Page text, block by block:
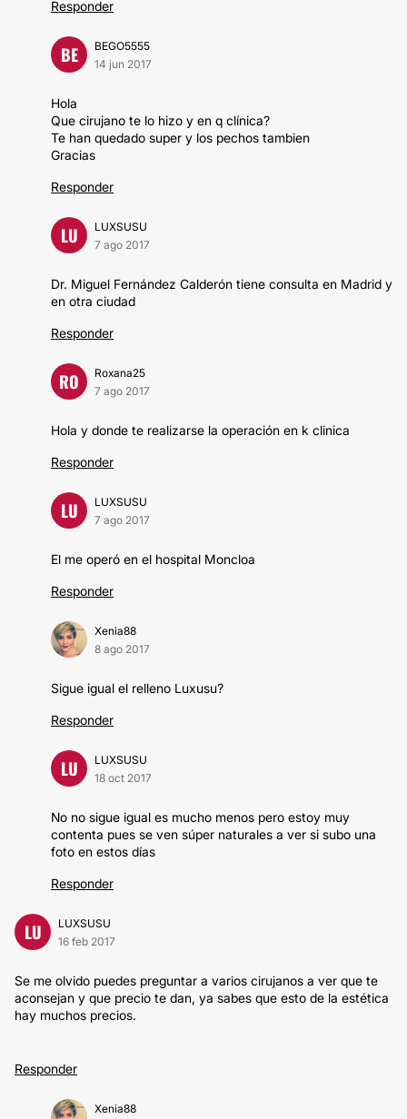
Responder
BE
BEGO5555
14 jun 2017
Hola
Que cirujano te lo hizo y en q clínica?
Te han quedado super y los pechos tambien
Gracias
Responder
LU
LUXSUSU
7 ago 2017
Dr. Miguel Fernández Calderón tiene consulta en Madrid y
en otra ciudad
Responder
RO
Roxana25
7 ago 2017
Hola y donde te realizarse la operación en k clinica
Responder
LU
LUXSUSU
7 ago 2017
El me operó en el hospital Moncloa
Responder
Xenia88
8 ago 2017
Sigue igual el relleno Luxusu?
Responder
LU
LUXSUSU
18 oct 2017
No no sigue igual es mucho menos pero estoy muy
contenta pues se ven súper naturales a ver si subo una
foto en estos días
Responder
LU
LUXSUSU
16 feb 2017
Se me olvido puedes preguntar a varios cirujanos a ver que te
aconsejan y que precio te dan, ya sabes que esto de la estética
hay muchos precios.
Responder
Xenia88